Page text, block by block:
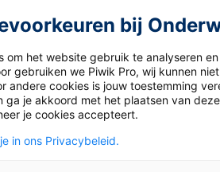
es wenig Pressefreiheit?
Na klar!enTaalblokken
bij
om het website gebruik te analyseren
gebruiken we Piwik Pro, wij kunnen
andere cookies is jouw toestemming
ga je akkoord met het plaatsen van
je cookies accepteert.
in ons Privacybeleid.